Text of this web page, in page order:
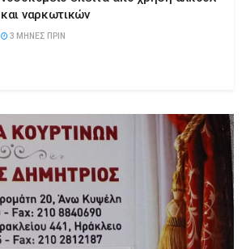
και ναρκωτικών
3 ΜΉΝΕΣ ΠΡΙΝ